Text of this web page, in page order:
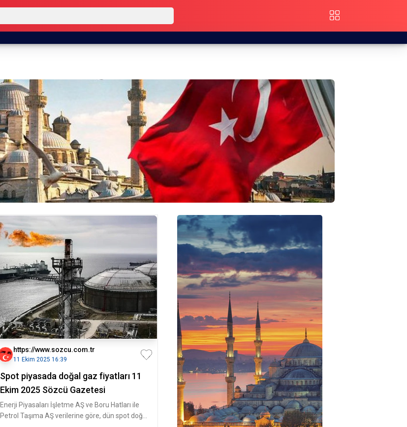
https://www.sozcu.com.tr
11 Ekim 2025 16:39
Spot piyasada doğal gaz fiyatları 11
Ekim 2025 Sözcü Gazetesi
Enerji Piyasaları İşletme AŞ ve Boru Hatları ile
Petrol Taşıma AŞ verilerine göre, dün spot doğal